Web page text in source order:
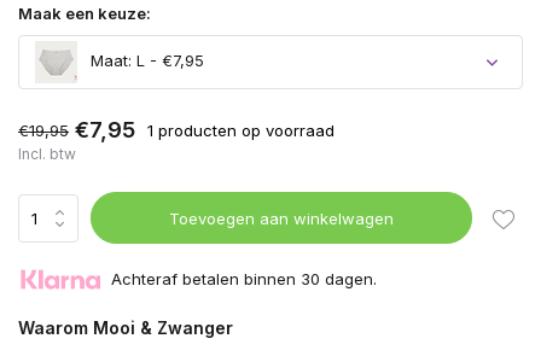
Maak een keuze:
Maat: L - €7,95
€19,95 €7,95 1 producten op voorraad
Incl. btw
Toevoegen aan winkelwagen
Achteraf betalen binnen 30 dagen.
Waarom Mooi & Zwanger